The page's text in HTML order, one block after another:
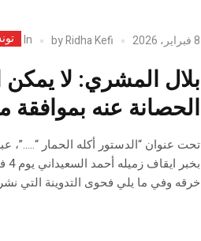
8 فبراير، 2026 byRidha Kefi
In
بلال المشري: لا
الحصانة عنه
تحت عنوان “الدستور أكله الحمار
خرقه وفي ما يلي فحوى التدوينة التي